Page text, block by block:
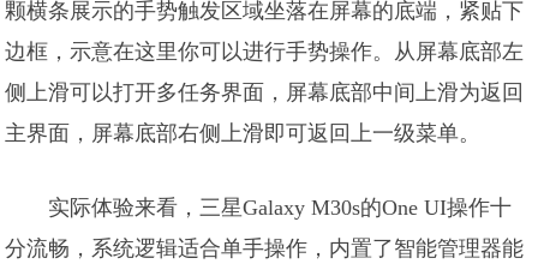
颗横条展示的手势触发区域坐落在屏幕的底端，紧贴下
边框，示意在这里你可以进行手势操作。从屏幕底部左
侧上滑可以打开多任务界面，屏幕底部中间上滑为返回
主界面，屏幕底部右侧上滑即可返回上一级菜单。
实际体验来看，三星Galaxy M30s的One UI操作十
分流畅，系统逻辑适合单手操作，内置了智能管理器能